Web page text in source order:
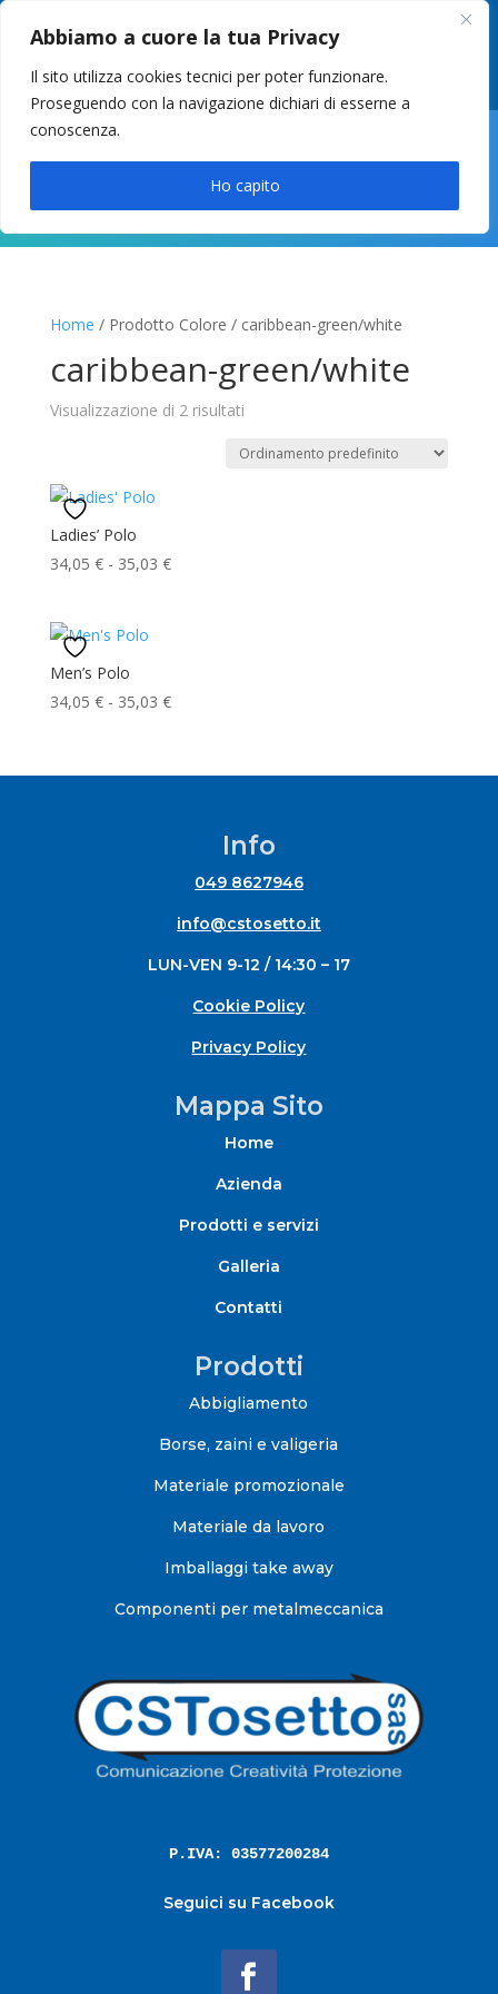
Abbiamo a cuore la tua Privacy
Il sito utilizza cookies tecnici per poter funzionare.
Proseguendo con la navigazione dichiari di esserne a
conoscenza.
Ho capito
049 8627946 –info@cstosetto.it
LUN-VEN 9-12 / 14:30-17
Home / Prodotto Colore / caribbean-green/white
caribbean-green/white
Visualizzazione di 2 risultati
Ladies’ Polo
34,05 € - 35,03 €Fascia
Men’s Polo
34,05 € - 35,03 €Fascia
da
Info
049 8627946
info@cstosetto.it
LUN-VEN 9-12 / 14:30 – 17
Cookie Policy
Privacy Policy
Mappa Sito
Home
Azienda
Prodotti e servizi
Galleria
Contatti
Prodotti
Abbigliamento
Borse, zaini e valigeria
Materiale promozionale
Materiale da lavoro
Imballaggi take away
Componenti per metalmeccanica
P.IVA: 03577200284
Seguici su Facebook